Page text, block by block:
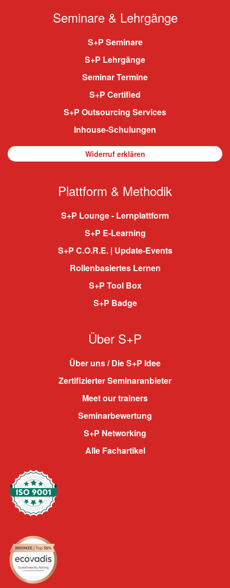
Seminare & Lehrgänge
S+P Seminare
S+P Lehrgänge
Seminar Termine
S+P Certified
S+P Outsourcing Services
Inhouse-Schulungen
Widerruf erklären
Plattform & Methodik
S+P Lounge - Lernplattform
S+P E-Learning
S+P C.O.R.E. | Update-Events
Rollenbasiertes Lernen
S+P Tool Box
S+P Badge
Über S+P
Über uns / Die S+P Idee
Zertifizierter Seminaranbieter
Meet our trainers
Seminarbewertung
S+P Networking
Alle Fachartikel